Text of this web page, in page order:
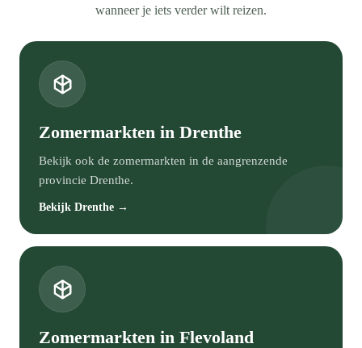
wanneer je iets verder wilt reizen.
Zomermarkten in Drenthe
Bekijk ook de zomermarkten in de aangrenzende
provincie Drenthe.
Bekijk Drenthe →
Zomermarkten in Flevoland